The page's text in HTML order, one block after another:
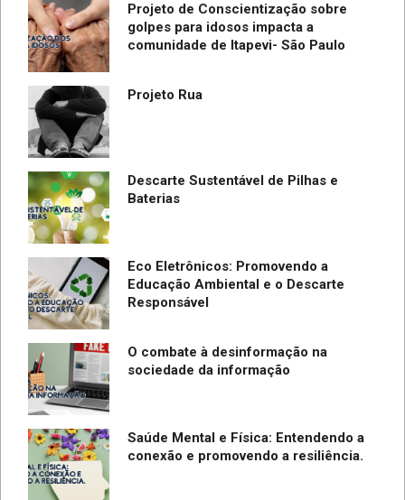
Projeto de Conscientização sobre
golpes para idosos impacta a
comunidade de Itapevi- São Paulo
Projeto Rua
Descarte Sustentável de Pilhas e
Baterias
Eco Eletrônicos: Promovendo a
Educação Ambiental e o Descarte
Responsável
O combate à desinformação na
sociedade da informação
Saúde Mental e Física: Entendendo a
conexão e promovendo a resiliência.